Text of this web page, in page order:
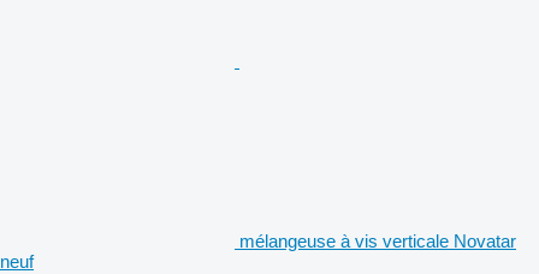
mélangeuse à vis verticale Novatar
neuf